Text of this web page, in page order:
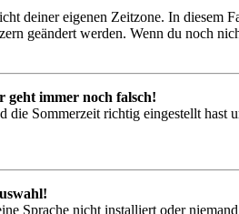
deiner eigenen Zeitzone. In diesem
geändert werden. Wenn du noch
geht immer noch falsch!
die Sommerzeit richtig eingestellt
Sprache nicht installiert oder